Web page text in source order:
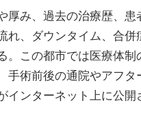
厚み、過去の治療歴、
れ、ダウンタイム、合
。この都市では医療体
手術前後の通院やアフ
インターネット上に公